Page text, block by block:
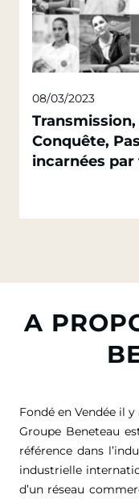
08/03/2023
Conquête,
incarnées
A
Fondé en Vendée il
Groupe Beneteau
référence dans
industrielle
d’un réseau